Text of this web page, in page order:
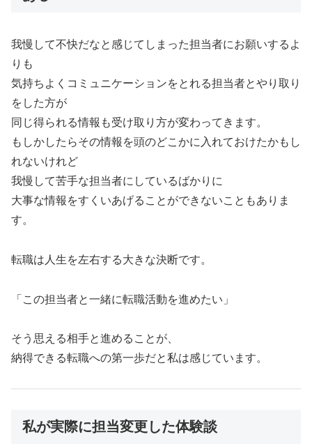
我慢して不快だなと感じてしまった担当者にお願いするよ
りも
気持ちよくコミュニケーションをとれる担当者とやり取り
をした方が
同じ得られる情報も受け取り方が変わってきます。
もしかしたらその情報を頭のどこかに入れておけたかもし
れないけれど
我慢して苦手な担当者にしているばかりに
大事な情報をすくいあげることができないこともありま
す。
転職は人生を左右する大きな決断です。
「この担当者と一緒に転職活動を進めたい」
そう思える相手と進めることが、
納得できる転職への第一歩だと私は感じています。
私が実際に担当変更した体験談